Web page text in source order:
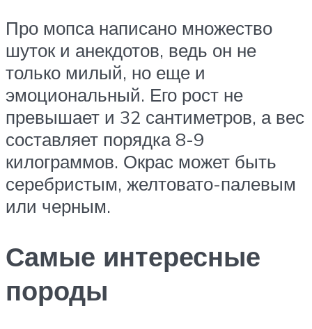
Про мопса написано множество
шуток и анекдотов, ведь он не
только милый, но еще и
эмоциональный. Его рост не
превышает и 32 сантиметров, а вес
составляет порядка 8-9
килограммов. Окрас может быть
серебристым, желтовато-палевым
или черным.
Самые интересные
породы